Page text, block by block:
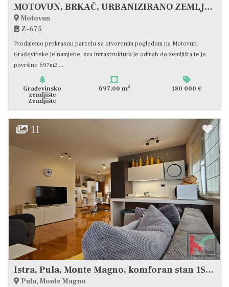
MOTOVUN, BRKAČ, URBANIZIRANO ZEMLJIŠTE SA POGLEDOM NA MOTOVUN 697M2 #PRODAJA
Motovun
Z-675
Prodajemo prekrasnu parcelu sa otvorenim pogledom na Motovun.
Građevinske je namjene, sva infrastruktura je odmah do zemljišta te je
površine 697m2....
Građevinsko
zemljište
Zemljište
697,00 m2 180 000 €
11
Istra, Pula, Monte Magno, komforan stan 1SS+DB sa terasom 74,30 m2, bazen, #prodaja
Pula, Monte Magno